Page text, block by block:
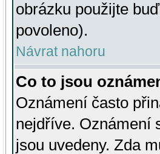
obrázku použijte
povoleno).
Návrat nahoru
Co to jsou
Oznámení často
nejdříve. Oznámení
jsou uvedeny. Zda